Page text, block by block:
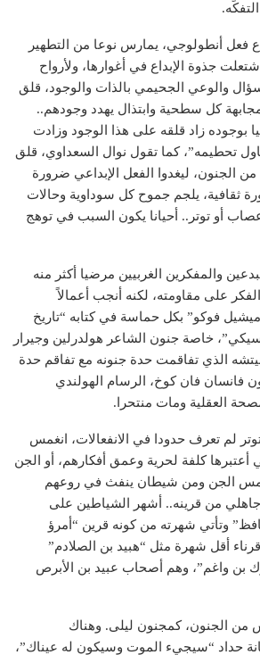
فعل أنطولوجي، يمارس نوعا من التطهير
جذوة الإبداع في أغوارها، ولأرواح
والوعي الجحيمي بالذات والوجود، قلق
كل سطحية وابتذال يهدد وجودهم..
بوجوده زاد قلقه على هذا الوجود وزادت
تحطيمه”، كما تقول نوال السعداوي، قلق
الجنون، ليغدوا الفعل الإبداعي ضرورة
ثقافية، يلجم جموح كل سوداوية وحالات
أو توتر.. أحيانا يكون السبب في توهج
والمفكرين الغربيين مرضيا أكثر منه
والفكر على مقاومته، لكنه أنجب أعمالاً
فوكو” بكل حماسة في كتابه “تاريخ
خاصة جنون الشاعر هولدرلين وجيرار
الذي تفاقمت حدة جنونه مع تفاقم حدة
فانسان فان كوخ، الرسام الهولندي
العقلية ومات منتحرا.
لم تعرف حدودا في الانفعالات، انغمس
أعتبرها كلفة لحرية وعمق أفكارهم، أو الجن
مس الجن ومن شيطان ينفث في روعهم
من قرينه.. أشهر الشياطين على
وتأتي شهرته من كونه قرين “أمرؤ
أقل شهرة مثل “هبيد بن الصلادم”
بن واغم”، وهم أصحاب عبيد بن الأبرص
من الجنون، كمجنون ليلى. وهناك
حداد “سيجيء الموت وسيكون له عيناك”،